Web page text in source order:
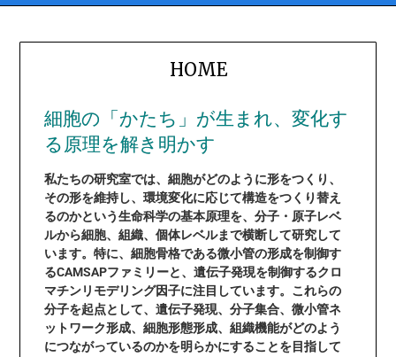
HOME
細胞の「かたち」が生まれ、変化す
る原理を解き明かす
私たちの研究室では、細胞がどのように形をつくり、
その形を維持し、環境変化に応じて構造をつくり替え
るのかという生命科学の基本原理を、分子・原子レベ
ルから細胞、組織、個体レベルまで横断して研究して
います。特に、細胞骨格である微小管の形成を制御す
るCAMSAPファミリーと、遺伝子発現を制御するクロ
マチンリモデリング因子に注目しています。これらの
分子を起点として、遺伝子発現、分子集合、微小管ネ
ットワーク形成、細胞形態形成、組織機能がどのよう
につながっているのかを明らかにすることを目指して